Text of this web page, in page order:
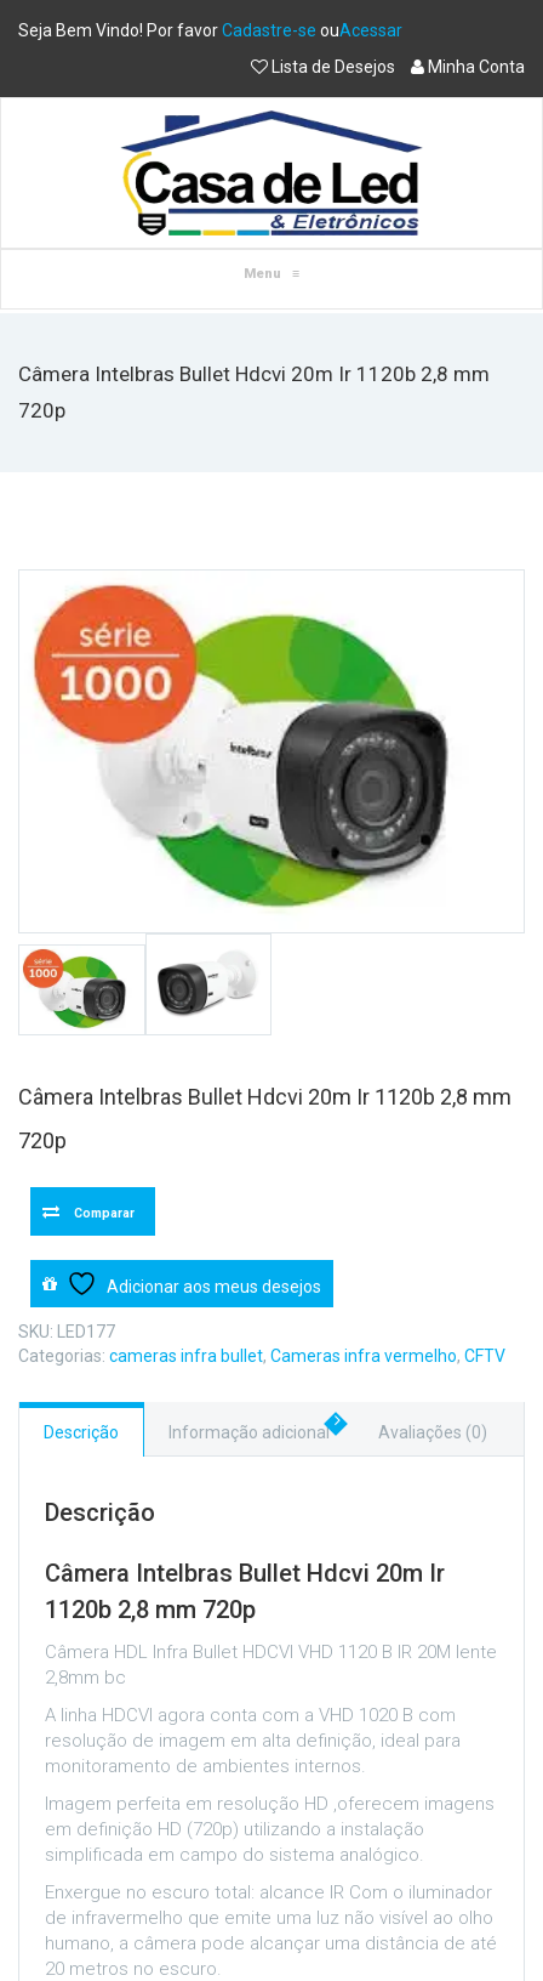
Seja Bem Vindo! Por favorCadastre-se ouAcessar
Lista de Desejos
Minha Conta
Menu ≡
Câmera Intelbras Bullet Hdcvi 20m Ir 1120b 2,8 mm
720p
Câmera Intelbras Bullet Hdcvi 20m Ir 1120b 2,8 mm
720p
Comparar
Adicionar aos meus desejos
SKU:
LED177
Categorias: cameras infra bullet, Cameras infra vermelho, CFTV
Descrição Informação adicional Avaliações (0)
Descrição
Câmera Intelbras Bullet Hdcvi 20m Ir
1120b 2,8 mm 720p
Câmera HDL Infra Bullet HDCVI VHD 1120 B IR 20M lente
2,8mm bc
A linha HDCVI agora conta com a VHD 1020 B com
resolução de imagem em alta definição, ideal para
monitoramento de ambientes internos.
Imagem perfeita em resolução HD ,oferecem imagens
em definição HD (720p) utilizando a instalação
simplificada em campo do sistema analógico.
Enxergue no escuro total: alcance IR Com o iluminador
de infravermelho que emite uma luz não visível ao olho
humano, a câmera pode alcançar uma distância de até
20 metros no escuro.